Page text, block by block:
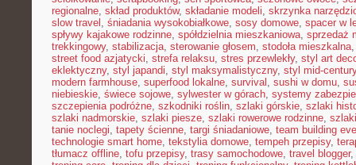
regionalne, skład produktów, składanie modeli, skrzynka
slow travel , śniadania wysokobiałkowe, sosy domowe, spacer w
spływy kajakowe rodzinne, spółdzielnia mieszkaniowa, sprzedaż
trekkingowy, stabilizacja, sterowanie głosem, stodoła mieszkalna
street food azjatycki, strefa relaksu, stres przewlekły, styl art
eklektyczny, styl japandi, styl maksymalistyczny, styl mid-century
modern farmhouse, superfood lokalne, survival , sushi w domu,
niebieskie, świece sojowe, sylwester w górach, systemy
szczepienia podróżne, szkodniki roślin, szlaki górskie, szlaki
szlaki nadmorskie, szlaki piesze, szlaki rowerowe rodzinne,
tanie noclegi, tapety ścienne, targi śniadaniowe, team building
technologie smart home, tekstylia domowe, tempeh przepisy,
tłumacz offline, tofu przepisy, trasy samochodowe, travel blogger,